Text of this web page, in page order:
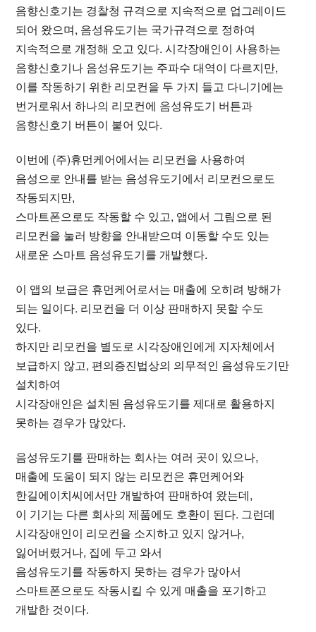
음향신호기는 경찰청 규격으로 지속적으로 업그레이드
되어 왔으며, 음성유도기는 국가규격으로 정하여
지속적으로 개정해 오고 있다. 시각장애인이 사용하는
음향신호기나 음성유도기는 주파수 대역이 다르지만,
이를 작동하기 위한 리모컨을 두 가지 들고 다니기에는
번거로워서 하나의 리모컨에 음성유도기 버튼과
음향신호기 버튼이 붙어 있다.
이번에 (주)휴먼케어에서는 리모컨을 사용하여
음성으로 안내를 받는 음성유도기에서 리모컨으로도
작동되지만,
스마트폰으로도 작동할 수 있고, 앱에서 그림으로 된
리모컨을 눌러 방향을 안내받으며 이동할 수도 있는
새로운 스마트 음성유도기를 개발했다.
이 앱의 보급은 휴먼케어로서는 매출에 오히려 방해가
되는 일이다. 리모컨을 더 이상 판매하지 못할 수도
있다.
하지만 리모컨을 별도로 시각장애인에게 지자체에서
보급하지 않고, 편의증진법상의 의무적인 음성유도기만
설치하여
시각장애인은 설치된 음성유도기를 제대로 활용하지
못하는 경우가 많았다.
음성유도기를 판매하는 회사는 여러 곳이 있으나,
매출에 도움이 되지 않는 리모컨은 휴먼케어와
한길에이치씨에서만 개발하여 판매하여 왔는데,
이 기기는 다른 회사의 제품에도 호환이 된다. 그런데
시각장애인이 리모컨을 소지하고 있지 않거나,
잃어버렸거나, 집에 두고 와서
음성유도기를 작동하지 못하는 경우가 많아서
스마트폰으로도 작동시킬 수 있게 매출을 포기하고
개발한 것이다.